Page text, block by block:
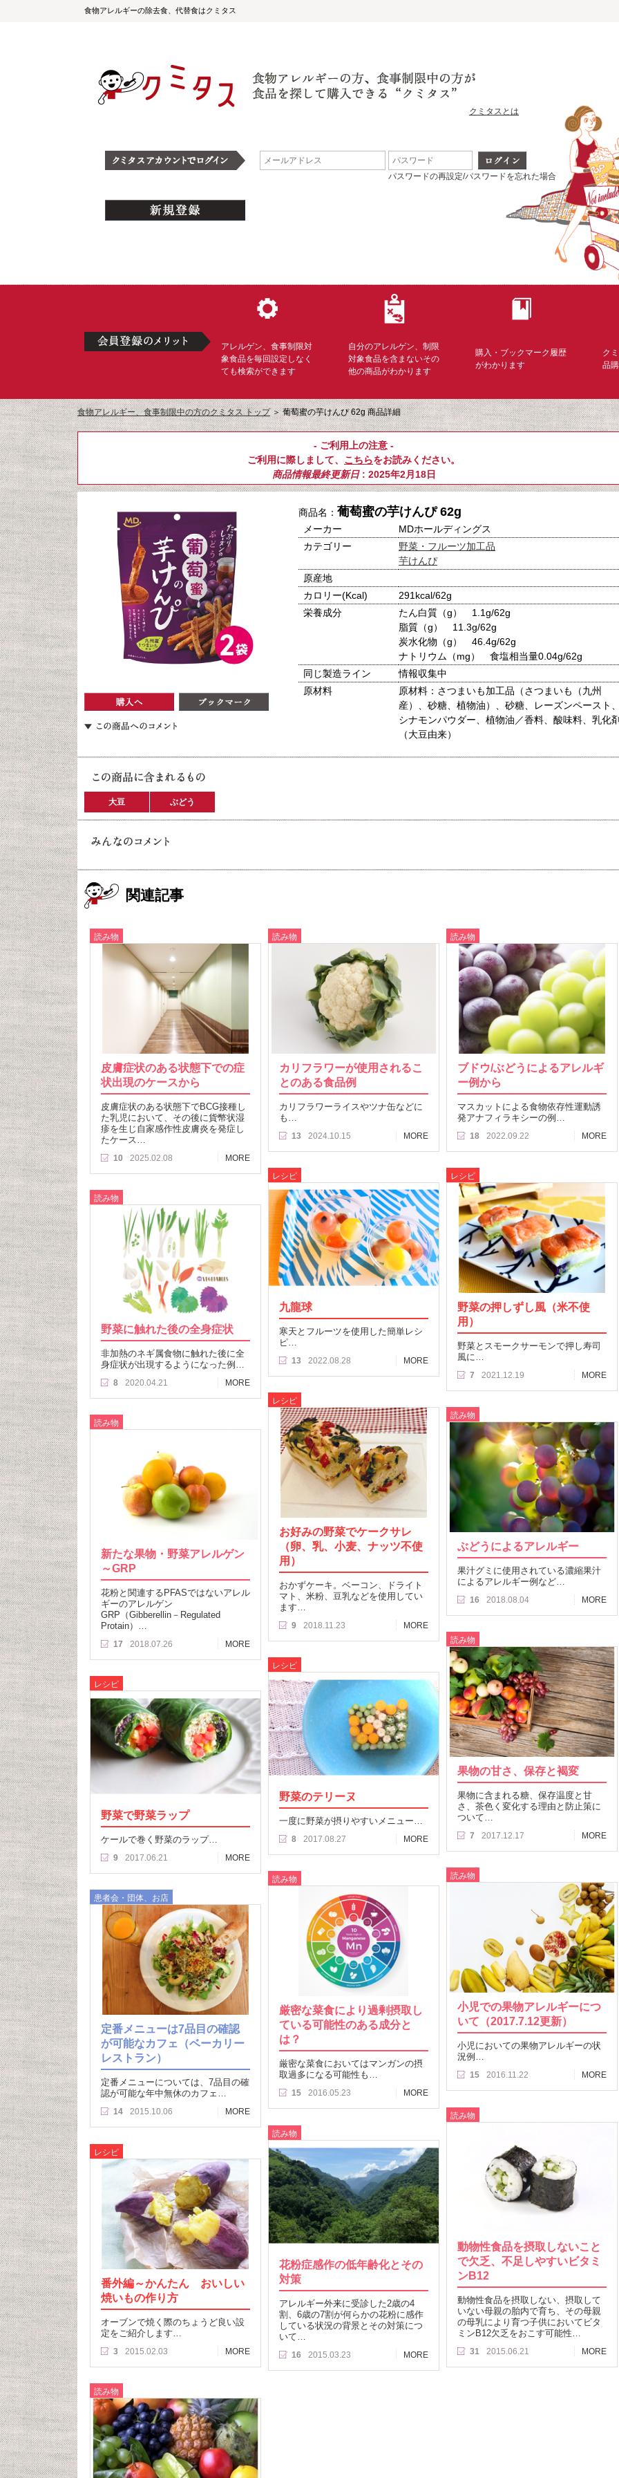
食物アレルギーの除去食、代替食はクミタス
クミタスとは
パスワードの再設定/パスワードを忘れた場合
アレルゲン、食事制限対
象食品を毎回設定しなく
ても検索ができます
自分のアレルゲン、制限
対象食品を含まないその
他の商品がわかります
購入・ブックマーク履歴
がわかります
ク
品
食物アレルギー、食事制限中の方のクミタス トップ＞葡萄蜜の芋けんぴ 62g 商品詳細
- ご利用上の注意 -
ご利用に際しまして、 こちらをお読みください。
商品情報最終更新日: 2025年2月18日
商品名： 葡萄蜜の芋けんぴ 62g
メーカー
MDホールディングス
カテゴリー
野菜・フルーツ加工品
芋けんぴ
原産地
カロリー(Kcal)
291kcal/62g
栄養成分
たん白質（g） 1.1g/62g
脂質（g） 11.3g/62g
炭水化物（g） 46.4g/62g
ナトリウム（mg） 食塩相当量0.04g/62g
同じ製造ライン
情報収集中
原材料
原材料：さつまいも加工品（さつまいも（九州
産）、砂糖、植物油）、砂糖、レーズンペースト
シナモンパウダー、植物油／香料、酸味料、乳化
（大豆由来）
大豆 ぶどう
関連記事
読み物
皮膚症状のある状態下での症
状出現のケースから
皮膚症状のある状態下でBCG接種し
た乳児において、その後に貨幣状湿
疹を生じ自家感作性皮膚炎を発症し
たケース…
10 2025.02.08 MORE
読み物
カリフラワーが使用されるこ
とのある食品例
カリフラワーライスやツナ缶などに
も…
13 2024.10.15 MORE
読み物
ブドウ/ぶどうによるアレルギ
ー例から
マスカットによる食物依存性運動誘
発アナフィラキシーの例…
18 2022.09.22 MORE
レシピ
九龍球
寒天とフルーツを使用した簡単レシ
ピ…
13 2022.08.28 MORE
レシピ
野菜の押しずし風（米不使
用）
野菜とスモークサーモンで押し寿司
風に…
7 2021.12.19 MORE
読み物
野菜に触れた後の全身症状
非加熱のネギ属食物に触れた後に全
身症状が出現するようになった例…
8 2020.04.21
MORE
レシピ
お好みの野菜でケークサレ
（卵、乳、小麦、ナッツ不使
用）
おかずケーキ。ベーコン、ドライト
マト、米粉、豆乳などを使用してい
ます…
9 2018.11.23 MORE
読み物
ぶどうによるアレルギー
果汁グミに使用されている濃縮果汁
によるアレルギー例など…
16 2018.08.04 MORE
読み物
新たな果物・野菜アレルゲン
～GRP
花粉と関連するPFASではないアレル
ギーのアレルゲン
GRP（Gibberellin－Regulated
Protain）…
17 2018.07.26 MORE 読み物
果物の甘さ、保存と褐変
果物に含まれる糖、保存温度と甘
さ、茶色く変化する理由と防止策に
ついて…
7 2017.12.17 MORE
レシピ
野菜のテリーヌ
一度に野菜が摂りやすいメニュー…
8 2017.08.27 MORE
レシピ
野菜で野菜ラップ
ケールで巻く野菜のラップ…
9 2017.06.21
MORE
読み物
小児での果物アレルギーにつ
いて（2017.7.12更新）
小児においての果物アレルギーの状
況例…
15 2016.11.22 MORE
読み物
厳密な菜食により過剰摂取し
ている可能性のある成分と
は？
厳密な菜食においてはマンガンの摂
取過多になる可能性も…
15 2016.05.23 MORE
患者会・団体、お店
定番メニューは7品目の確認
が可能なカフェ（ベーカリー
レストラン）
定番メニューについては、7品目の確
認が可能な年中無休のカフェ…
14 2015.10.06 MORE 読み物
動物性食品を摂取しないこと
で欠乏、不足しやすいビタミ
ンB12
動物性食品を摂取しない、摂取して
いない母親の胎内で育ち、その母親
の母乳により育つ子供においてビタ
ミンB12欠乏をおこす可能性…
31 2015.06.21 MORE
読み物
花粉症感作の低年齢化とその
対策
アレルギー外来に受診した2歳の4
割、6歳の7割が何らかの花粉に感作
している状況の背景とその対策につ
いて…
16 2015.03.23 MORE
レシピ
番外編～かんたん おいしい
焼いもの作り方
オーブンで焼く際のちょうど良い設
定をご紹介します…
3 2015.02.03 MORE
読み物